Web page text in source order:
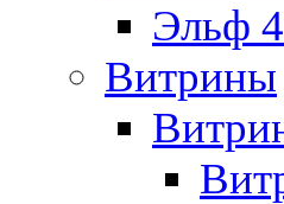
Эльф
Витрины